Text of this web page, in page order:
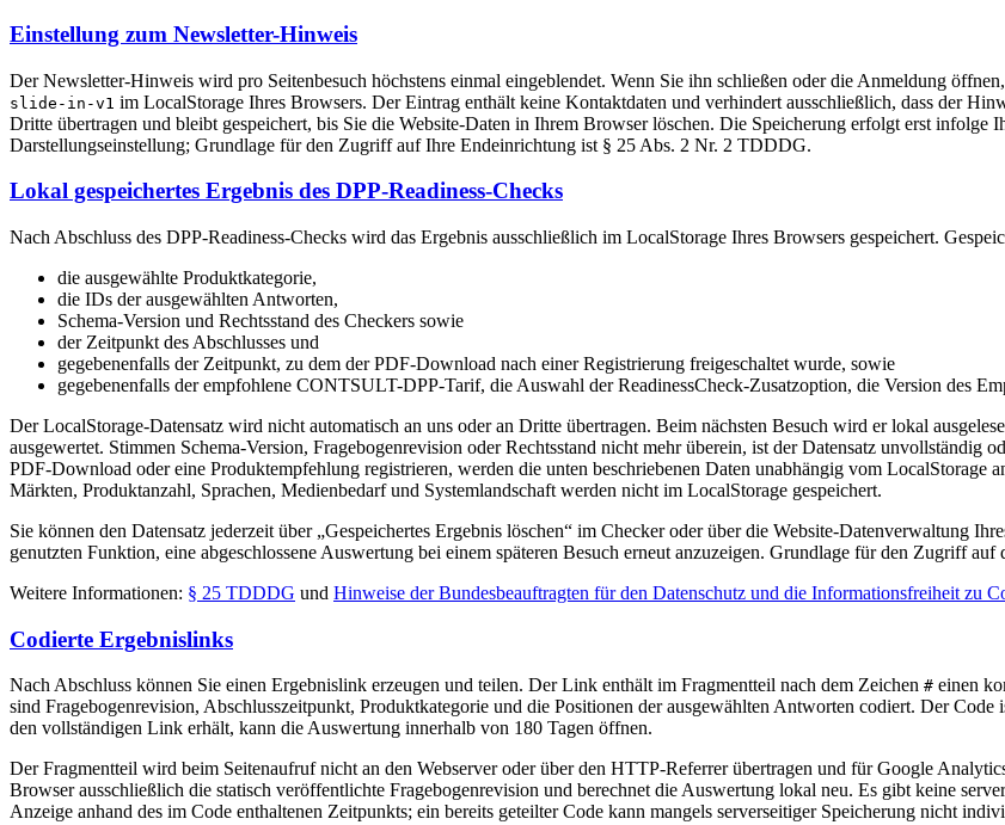
Einstellung zum Newsletter-Hinweis
Der Newsletter-Hinweis wird pro Seitenbesuch höchstens einmal eingeblendet. Wenn Sie ihn schließen oder die Anmeldung
slide-in-v1 im LocalStorage Ihres Browsers. Der Eintrag enthält keine Kontaktdaten und verhindert ausschließlich, dass der
Dritte übertragen und bleibt gespeichert, bis Sie die Website-Daten in Ihrem Browser löschen. Die Speicherung erfolgt erst infolge
Darstellungseinstellung; Grundlage für den Zugriff auf Ihre Endeinrichtung ist § 25 Abs. 2 Nr. 2 TDDDG.
Lokal gespeichertes Ergebnis des DPP-Readiness-Checks
Nach Abschluss des DPP-Readiness-Checks wird das Ergebnis ausschließlich im LocalStorage Ihres Browsers gespeichert.
die ausgewählte Produktkategorie,
die IDs der ausgewählten Antworten,
Schema-Version und Rechtsstand des Checkers sowie
der Zeitpunkt des Abschlusses und
gegebenenfalls der Zeitpunkt, zu dem der PDF-Download nach einer Registrierung freigeschaltet wurde, sowie
gegebenenfalls der empfohlene CONTSULT-DPP-Tarif, die Auswahl der ReadinessCheck-Zusatzoption, die Version des
Der LocalStorage-Datensatz wird nicht automatisch an uns oder an Dritte übertragen. Beim nächsten Besuch wird er lokal
ausgewertet. Stimmen Schema-Version, Fragebogenrevision oder Rechtsstand nicht mehr überein, ist der Datensatz unvollständig
PDF-Download oder eine Produktempfehlung registrieren, werden die unten beschriebenen Daten unabhängig vom
Märkten, Produktanzahl, Sprachen, Medienbedarf und Systemlandschaft werden nicht im LocalStorage gespeichert.
Sie können den Datensatz jederzeit über „Gespeichertes Ergebnis löschen“ im Checker oder über die Website-Datenverwaltung
genutzten Funktion, eine abgeschlossene Auswertung bei einem späteren Besuch erneut anzuzeigen. Grundlage für den Zugriff
Weitere Informationen: § 25 TDDDG und Hinweise der Bundesbeauftragten für den Datenschutz und die Informationsfreiheit zu
Codierte Ergebnislinks
Nach Abschluss können Sie einen Ergebnislink erzeugen und teilen. Der Link enthält im Fragmentteil nach dem Zeichen # einen
sind Fragebogenrevision, Abschlusszeitpunkt, Produktkategorie und die Positionen der ausgewählten Antworten codiert. Der
den vollständigen Link erhält, kann die Auswertung innerhalb von 180 Tagen öffnen.
Der Fragmentteil wird beim Seitenaufruf nicht an den Webserver oder über den HTTP-Referrer übertragen und für Google
Browser ausschließlich die statisch veröffentlichte Fragebogenrevision und berechnet die Auswertung lokal neu. Es gibt keine
Anzeige anhand des im Code enthaltenen Zeitpunkts; ein bereits geteilter Code kann mangels serverseitiger Speicherung nicht